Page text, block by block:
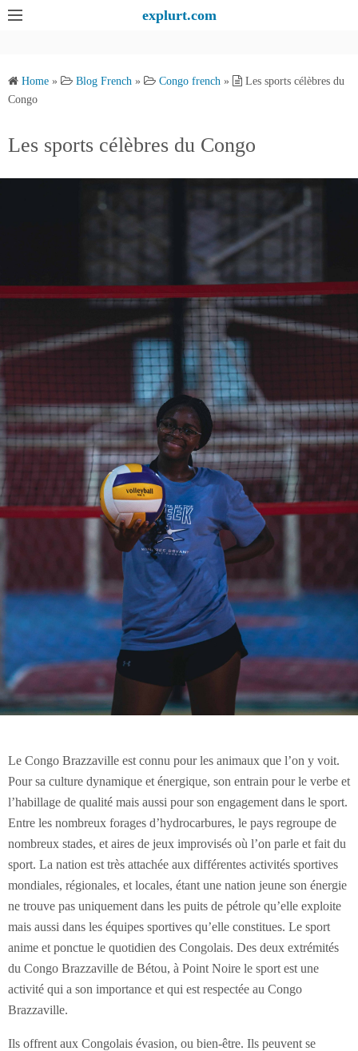
n
explurt.com
Home » Blog French » Congo french »
Les sports célèbres du
Congo
Les sports célèbres du Congo
Le Congo Brazzaville est connu pour les animaux que l’on y voit.
Pour sa culture dynamique et énergique, son entrain pour le verbe et
l’habillage de qualité mais aussi pour son engagement dans le sport.
Entre les nombreux forages d’hydrocarbures, le pays regroupe de
nombreux stades, et aires de jeux improvisés où l’on parle et fait du
sport. La nation est très attachée aux différentes activités sportives
mondiales, régionales, et locales, étant une nation jeune son énergie
ne trouve pas uniquement dans les puits de pétrole qu’elle exploite
mais aussi dans les équipes sportives qu’elle constitues. Le sport
anime et ponctue le quotidien des Congolais. Des deux extrémités
du Congo Brazzaville de Bétou, à Point Noire le sport est une
activité qui a son importance et qui est respectée au Congo
Brazzaville.
Ils offrent aux Congolais évasion, ou bien-être. Ils peuvent se